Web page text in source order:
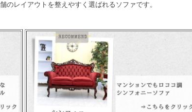
のレイアウトを整えやすく選ばれるソファです。